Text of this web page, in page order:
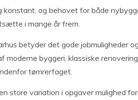
konstant, og behovet for både
i mange år frem.
betyder det gode jobmuligheder
moderne byggeri, klassiske
tømrerfaget.
store variation i opgaver mulighed